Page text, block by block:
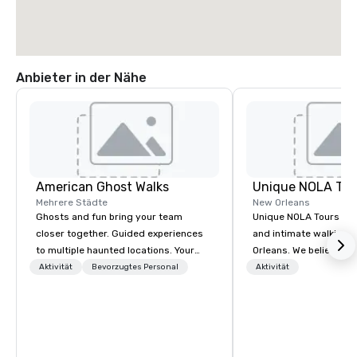
Anbieter in der Nähe
American Ghost Walks
Mehrere Städte
Ghosts and fun bring your team
closer together. Guided experiences
to multiple haunted locations. Your
group will be treated to a ghostly
Aktivität Bevorzugtes Personal
Unique NOLA
New Orleans
Unique NOLA Tours
and intimate walking
Orleans. We believe
guests' experience
Aktivität